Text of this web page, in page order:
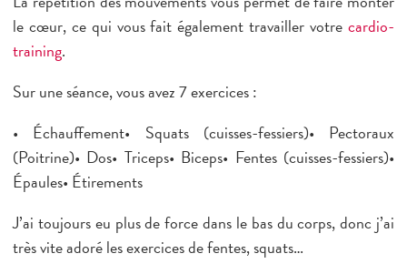
Batignolles 17ème
Maillot 17
Montmartre 18
Ornano 18
Championnet 18ème
Bolivar 19ème
Pte de Bagnolet 20ème
Châtillon 92
le cœur, ce qui vous fait égalementtravailler votrecardio-
training.
Sur une séance, vous avez7 exercices:
• Échauffement• Squats (cuisses-fessiers)• Pectoraux
(Poitrine)• Dos• Triceps• Biceps• Fentes (cuisses-fessiers)•
Épaules• Étirements
J’ai toujours eu plus de force dans le bas du corps, donc j’ai
très vite adoré les exercices de fentes, squats…